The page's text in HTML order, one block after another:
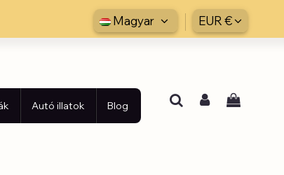
Magyar EUR €
Autó illatok Blog